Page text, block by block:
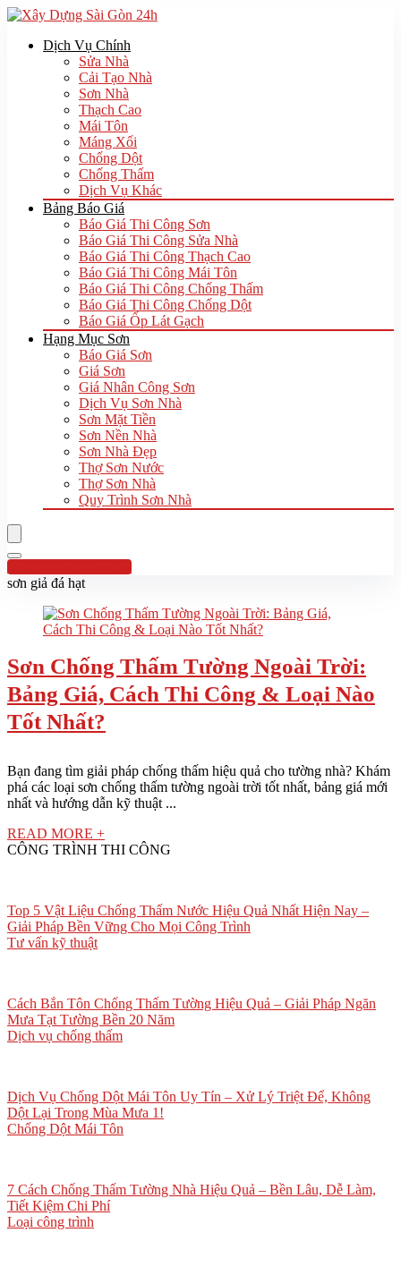
Dịch Vụ Chính
Sửa Nhà
Cải Tạo Nhà
Sơn Nhà
Thạch Cao
Mái Tôn
Máng Xối
Chống Dột
Chống Thấm
Dịch Vụ Khác
Bảng Báo Giá
Báo Giá Thi Công Sơn
Báo Giá Thi Công Sửa Nhà
Báo Giá Thi Công Thạch Cao
Báo Giá Thi Công Mái Tôn
Báo Giá Thi Công Chống Thấm
Báo Giá Thi Công Chống Dột
Báo Giá Ốp Lát Gạch
Hạng Mục Sơn
Báo Giá Sơn
Giá Sơn
Giá Nhân Công Sơn
Dịch Vụ Sơn Nhà
Sơn Mặt Tiền
Sơn Nền Nhà
Sơn Nhà Đẹp
Thợ Sơn Nước
Thợ Sơn Nhà
Quy Trình Sơn Nhà
Hotline:0961 894 472
sơn giả đá hạt
Sơn Chống Thấm Tường Ngoài Trời:
Bảng Giá, Cách Thi Công & Loại Nào
Tốt Nhất?
Bạn đang tìm giải pháp chống thấm hiệu quả cho tường nhà? Khám
phá các loại sơn chống thấm tường ngoài trời tốt nhất, bảng giá mới
nhất và hướng dẫn kỹ thuật ...
READ MORE +
CÔNG TRÌNH THI CÔNG
Top 5 Vật Liệu Chống Thấm Nước Hiệu Quả Nhất Hiện Nay –
Giải Pháp Bền Vững Cho Mọi Công Trình
Tư vấn kỹ thuật
Cách Bắn Tôn Chống Thấm Tường Hiệu Quả – Giải Pháp Ngăn
Mưa Tạt Tường Bền 20 Năm
Dịch vụ chống thấm
Dịch Vụ Chống Dột Mái Tôn Uy Tín – Xử Lý Triệt Để, Không
Dột Lại Trong Mùa Mưa 1!
Chống Dột Mái Tôn
7 Cách Chống Thấm Tường Nhà Hiệu Quả – Bền Lâu, Dễ Làm,
Tiết Kiệm Chi Phí
Loại công trình